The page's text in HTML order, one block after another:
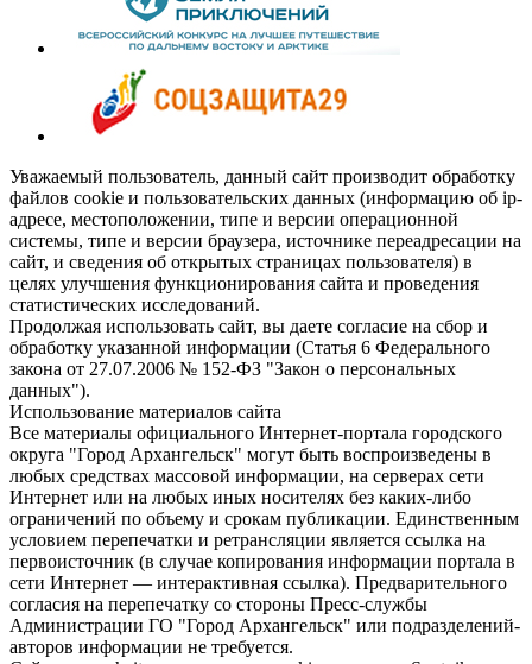
Уважаемый пользователь, данный сайт производит обработку
файлов cookie и пользовательских данных (информацию об ip-
адресе, местоположении, типе и версии операционной
системы, типе и версии браузера, источнике переадресации на
сайт, и сведения об открытых страницах пользователя) в
целях улучшения функционирования сайта и проведения
статистических исследований.
Продолжая использовать сайт, вы даете согласие на сбор и
обработку указанной информации (Статья 6 Федерального
закона от 27.07.2006 № 152-ФЗ "Закон о персональных
данных").
Использование материалов сайта
Все материалы официального Интернет-портала городского
округа "Город Архангельск" могут быть воспроизведены в
любых средствах массовой информации, на серверах сети
Интернет или на любых иных носителях без каких-либо
ограничений по объему и срокам публикации. Единственным
условием перепечатки и ретрансляции является ссылка на
первоисточник (в случае копирования информации портала в
сети Интернет — интерактивная ссылка). Предварительного
согласия на перепечатку со стороны Пресс-службы
Администрации ГО "Город Архангельск" или подразделений-
авторов информации не требуется.